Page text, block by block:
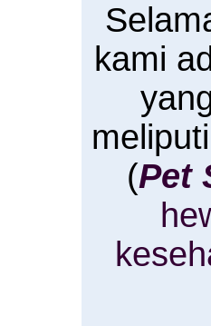
kami
(Pet